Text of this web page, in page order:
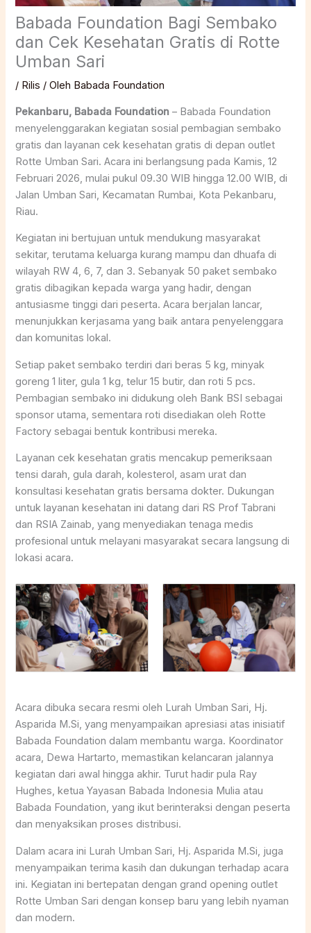
Babada Foundation Bagi Sembako
dan Cek Kesehatan Gratis di Rotte
Umban Sari
/ Rilis / Oleh Babada Foundation
Pekanbaru, Babada Foundation – Babada Foundation
menyelenggarakan kegiatan sosial pembagian sembako
gratis dan layanan cek kesehatan gratis di depan outlet
Rotte Umban Sari. Acara ini berlangsung pada Kamis, 12
Februari 2026, mulai pukul 09.30 WIB hingga 12.00 WIB, di
Jalan Umban Sari, Kecamatan Rumbai, Kota Pekanbaru,
Riau.
Kegiatan ini bertujuan untuk mendukung masyarakat
sekitar, terutama keluarga kurang mampu dan dhuafa di
wilayah RW 4, 6, 7, dan 3. Sebanyak 50 paket sembako
gratis dibagikan kepada warga yang hadir, dengan
antusiasme tinggi dari peserta. Acara berjalan lancar,
menunjukkan kerjasama yang baik antara penyelenggara
dan komunitas lokal.
Setiap paket sembako terdiri dari beras 5 kg, minyak
goreng 1 liter, gula 1 kg, telur 15 butir, dan roti 5 pcs.
Pembagian sembako ini didukung oleh Bank BSI sebagai
sponsor utama, sementara roti disediakan oleh Rotte
Factory sebagai bentuk kontribusi mereka.
Layanan cek kesehatan gratis mencakup pemeriksaan
tensi darah, gula darah, kolesterol, asam urat dan
konsultasi kesehatan gratis bersama dokter. Dukungan
untuk layanan kesehatan ini datang dari RS Prof Tabrani
dan RSIA Zainab, yang menyediakan tenaga medis
profesional untuk melayani masyarakat secara langsung di
lokasi acara.
Acara dibuka secara resmi oleh Lurah Umban Sari, Hj.
Asparida M.Si, yang menyampaikan apresiasi atas inisiatif
Babada Foundation dalam membantu warga. Koordinator
acara, Dewa Hartarto, memastikan kelancaran jalannya
kegiatan dari awal hingga akhir. Turut hadir pula Ray
Hughes, ketua Yayasan Babada Indonesia Mulia atau
Babada Foundation, yang ikut berinteraksi dengan peserta
dan menyaksikan proses distribusi.
Dalam acara ini Lurah Umban Sari, Hj. Asparida M.Si, juga
menyampaikan terima kasih dan dukungan terhadap acara
ini. Kegiatan ini bertepatan dengan grand opening outlet
Rotte Umban Sari dengan konsep baru yang lebih nyaman
dan modern.